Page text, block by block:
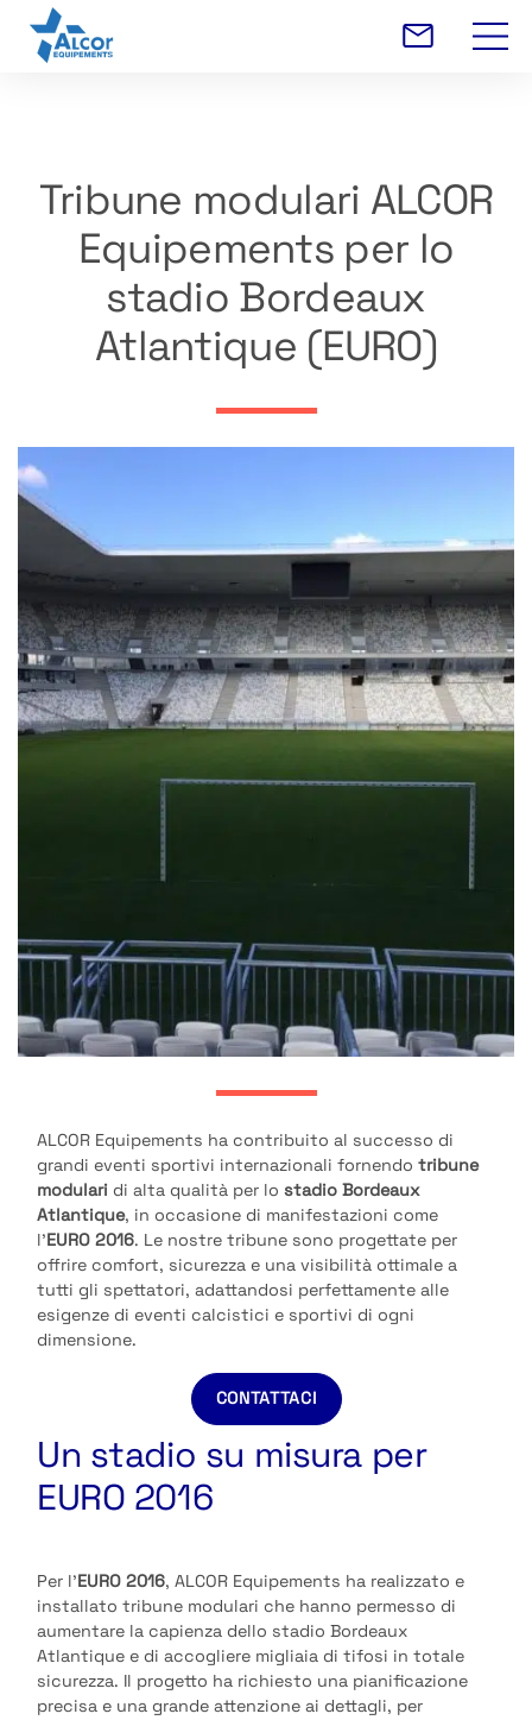
Tribune modulari ALCOR
Equipements per lo
stadio Bordeaux
Atlantique (EURO)
ALCOR Equipements ha contribuito al successo di
grandi eventi sportivi internazionali fornendo tribune
modulari di alta qualità per lo stadio Bordeaux
Atlantique, in occasione di manifestazioni come
l’EURO 2016. Le nostre tribune sono progettate per
offrire comfort, sicurezza e una visibilità ottimale a
tutti gli spettatori, adattandosi perfettamente alle
esigenze di eventi calcistici e sportivi di ogni
dimensione.
CONTATTACI
Un stadio su misura per
EURO 2016
Per l’EURO 2016, ALCOR Equipements ha realizzato e
installato tribune modulari che hanno permesso di
aumentare la capienza dello stadio Bordeaux
Atlantique e di accogliere migliaia di tifosi in totale
sicurezza. Il progetto ha richiesto una pianificazione
precisa e una grande attenzione ai dettagli, per